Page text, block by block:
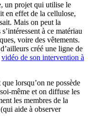
un projet qui utilise le
en effet de la cellulose,
Mais on peut la
à ce matériau
voire des vêtements.
créé une ligne de
vidéo de son intervention à
lorsqu’on ne possède
même et on diffuse les
les membres de la
aide à observer